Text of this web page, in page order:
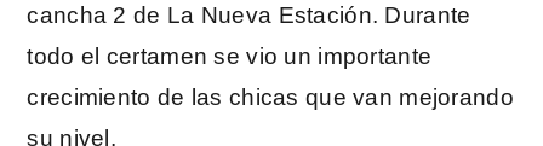
cancha 2 de La Nueva Estación. Durante
todo el certamen se vio un importante
crecimiento de las chicas que van mejorando
su nivel.